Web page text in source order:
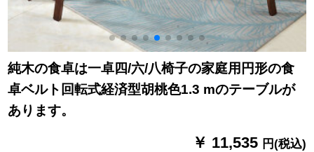
純木の食卓は一卓四/六/八椅子の家庭用円形の食
卓ベルト回転式経済型胡桃色1.3 mのテーブルが
あります。
￥ 11,535 円(税込)